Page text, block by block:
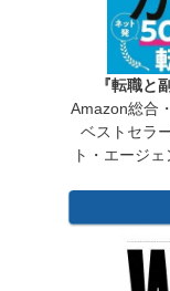
『転職と
Amazon総合
ベストセラ
ト・エージ